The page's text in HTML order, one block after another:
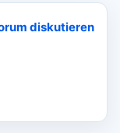
diskutieren